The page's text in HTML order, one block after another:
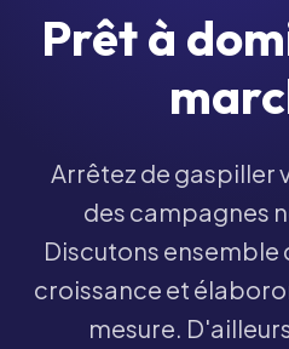
Prêt à
Arrêtez de gaspiller
des campagnes
Discutons ensemble
croissance et
mesure.